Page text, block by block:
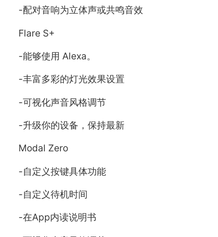
-配对音响为立体声或共鸣音效
Flare S+
-能够使用 Alexa。
-丰富多彩的灯光效果设置
-可视化声音风格调节
-升级你的设备，保持最新
Modal Zero
-自定义按键具体功能
-自定义待机时间
-在App内读说明书